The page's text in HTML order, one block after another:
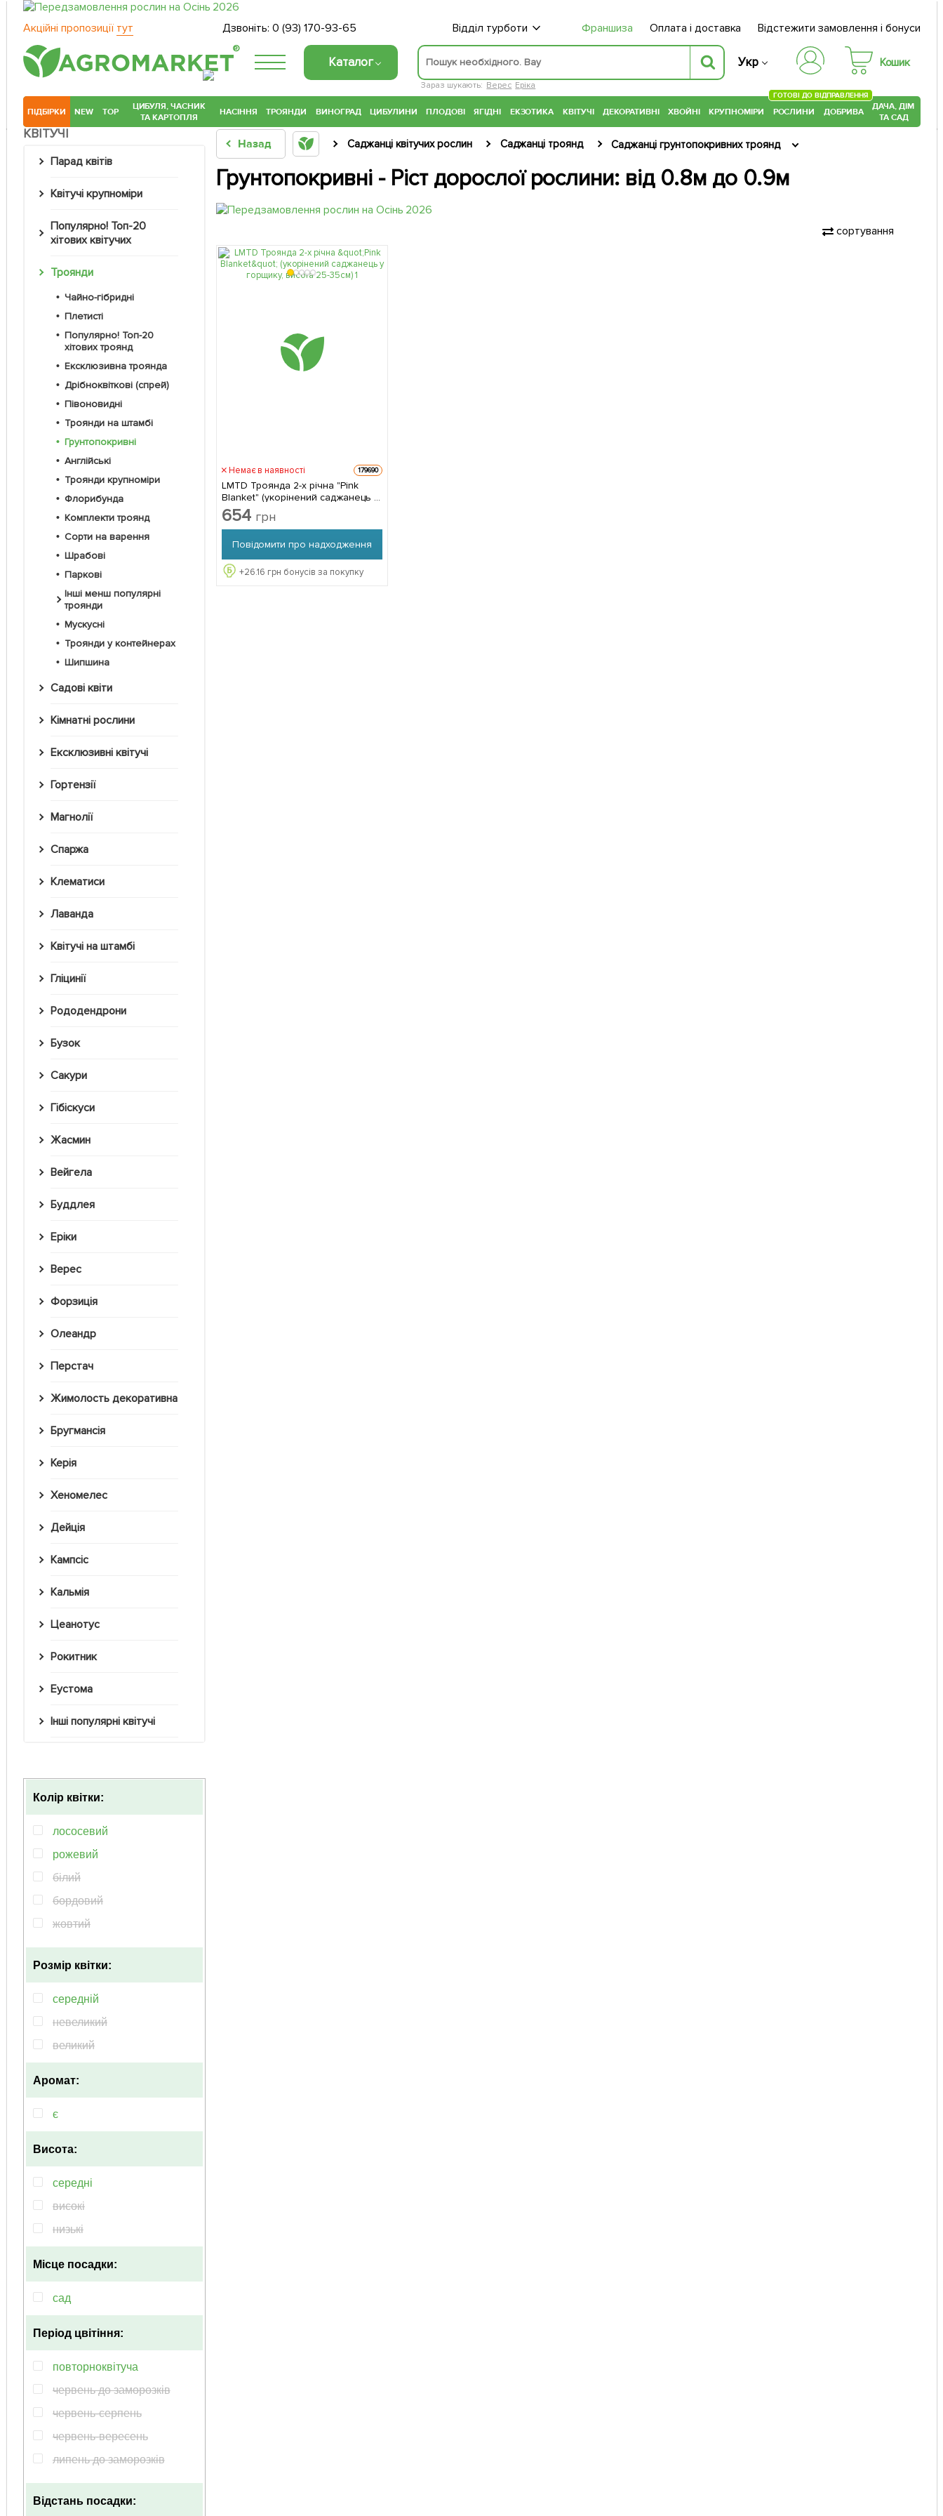
Акційні пропозиції тут Дзвоніть: 0 (93) 170-93-65 Відділ турботи Франшиза Оплата і доставка Відстежити замовлення і бонуси
®
Каталог
Зараз шукають: Верес Еріка
Укр Кошик
ПІДБІРКИ NEW TOP
ЦИБУЛЯ, ЧАСНИК
ТА КАРТОПЛЯ
НАСІННЯ ТРОЯНДИ ВИНОГРАД ЦИБУЛИНИ ПЛОДОВІ ЯГІДНІ ЕКЗОТИКА КВІТУЧІ ДЕКОРАТИВНІ ХВОЙНІ КРУПНОМІРИ РОСЛИНИ
ГОТОВІ ДО ВІДПРАВЛЕННЯ
ДОБРИВА
ДАЧА, ДІМ
ТА САД
КВІТУЧІ
Парад квітів
Квітучі крупноміри
Популярно! Топ-20
хітових квітучих
Троянди
Чайно-гібридні
Плетисті
Популярно! Топ-20
хітових троянд
Ексклюзивна троянда
Дрібноквіткові (спрей)
Півоновидні
Троянди на штамбі
Грунтопокривні
Англійські
Троянди крупноміри
Флорибунда
Комплекти троянд
Сорти на варення
Шрабові
Паркові
Інші менш популярні
троянди
Мускусні
Троянди у контейнерах
Шипшина
Садові квіти
Кімнатні рослини
Ексклюзивні квітучі
Гортензії
Магнолії
Спаржа
Клематиси
Лаванда
Квітучі на штамбі
Гліцинії
Рододендрони
Бузок
Сакури
Гібіскуси
Жасмин
Вейгела
Буддлея
Еріки
Верес
Форзиція
Олеандр
Перстач
Жимолость декоративна
Бругмансія
Керія
Хеномелес
Дейція
Кампсіс
Кальмія
Цеанотус
Рокитник
Еустома
Інші популярні квітучі
Колір квітки:
лососевий
рожевий
білий
бордовий
жовтий
червоний
кремовий
рiзнобарвний
помаранчевий
Розмір квітки:
середній
невеликий
великий
Аромат:
є
Висота:
середні
високі
низькі
Місце посадки:
сад
Період цвітіння:
повторноквітуча
червень до заморозків
червень-серпень
червень-вересень
липень до заморозків
липень серпень
липень-жовтень
Відстань посадки:
Назад Саджанці квітучих рослин Саджанці троянд Саджанці грунтопокривних троянд
Грунтопокривні - Ріст дорослої рослини: від 0.8м до 0.9м
сортування
Немає в наявності 179690
LMTD Троянда 2-х річна "Pink
Blanket" (укорінений саджанець у
горщику, висота 25-35см) з
Нідерландів 1 саджанець в
упаковці
654 грн
Повідомити про надходження
+26.16 грн бонусів за покупку